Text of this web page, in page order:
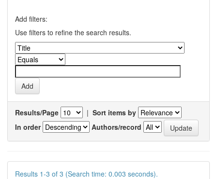
Add filters:
Use filters to refine the search results.
Results/Page | Sort items by
In order
Authors/record
Results 1-3 of 3 (Search time: 0.003 seconds).